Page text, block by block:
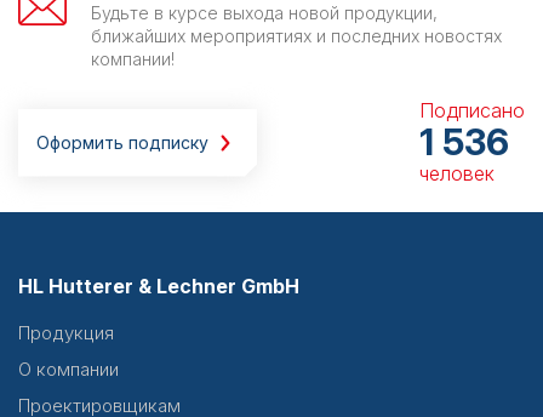
Будьте в курсе выхода новой продукции,
ближайших мероприятиях и последних новостях
компании!
Оформить подписку
Подписано
1 536
человек
HL Hutterer & Lechner GmbH
Продукция
О компании
Проектировщикам